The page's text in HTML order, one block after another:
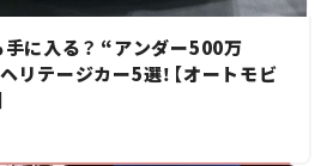
に入る？ “アンダー500万
リテージカー5選！【オートモビ